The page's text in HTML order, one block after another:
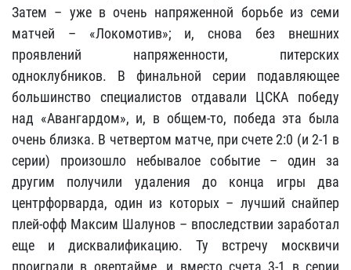
Затем – уже в очень напряженной борьбе из семи
матчей – «Локомотив»; и, снова без внешних
проявлений напряженности, питерских
одноклубников. В финальной серии подавляющее
большинство специалистов отдавали ЦСКА победу
над «Авангардом», и, в общем-то, победа эта была
очень близка. В четвертом матче, при счете 2:0 (и 2-1 в
серии) произошло небывалое событие – один за
другим получили удаления до конца игры два
центрфорварда, один из которых – лучший снайпер
плей-офф Максим Шалунов – впоследствии заработал
еще и дисквалификацию. Ту встречу москвичи
проиграли в овертайме, и вместо счета 3-1 в серии